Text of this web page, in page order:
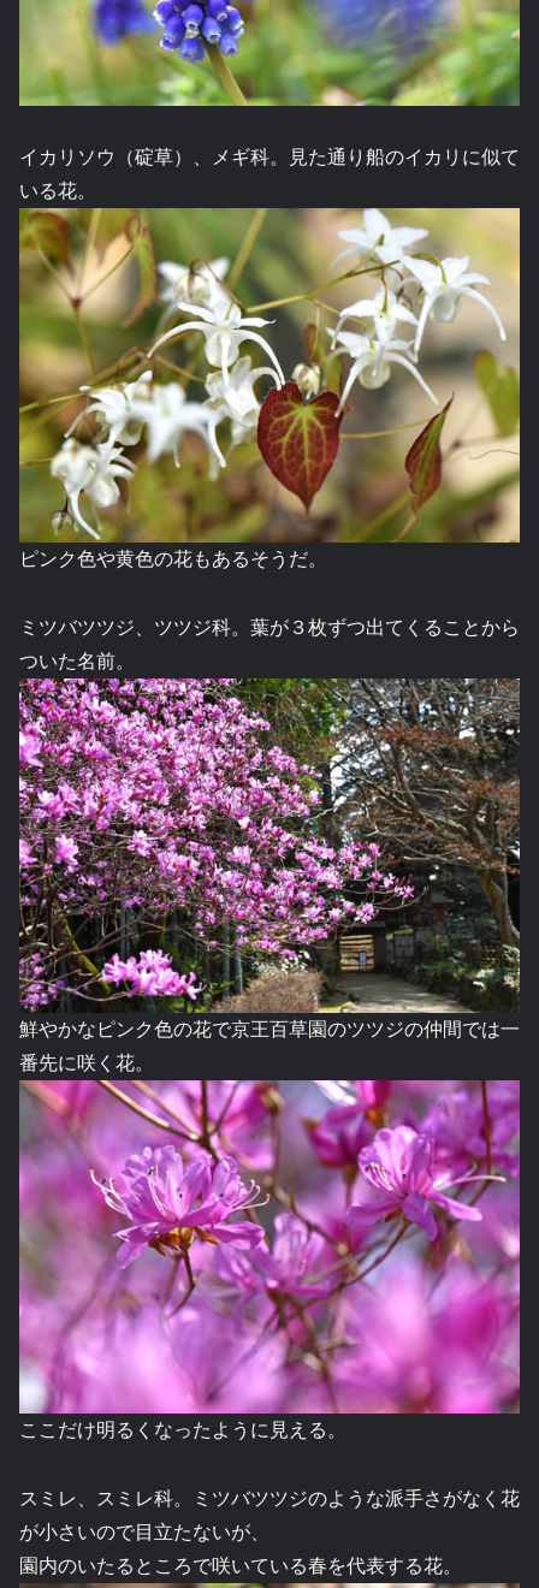
イカリソウ（碇草）、メギ科。見た通り船のイカリに似て
いる花。
ピンク色や黄色の花もあるそうだ。
ミツバツツジ、ツツジ科。葉が３枚ずつ出てくることから
ついた名前。
鮮やかなピンク色の花で京王百草園のツツジの仲間では一
番先に咲く花。
ここだけ明るくなったように見える。
スミレ、スミレ科。ミツバツツジのような派手さがなく花
が小さいので目立たないが、
園内のいたるところで咲いている春を代表する花。